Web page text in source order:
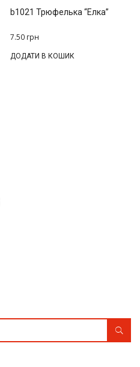
b1021 Трюфелька “Елка”
7.50 грн
ДОДАТИ В КОШИК